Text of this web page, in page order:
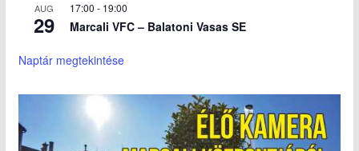
AUG
29
17:00 - 19:00
Marcali VFC – Balatoni Vasas SE
Naptár megtekintése